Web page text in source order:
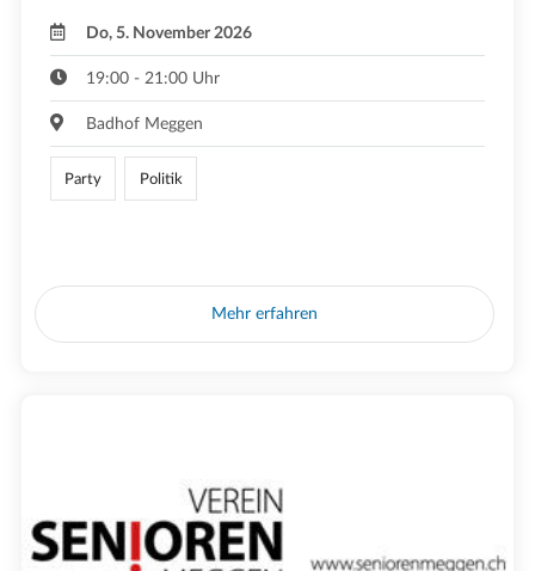
Do, 5. November 2026
19:00 - 21:00 Uhr
Badhof Meggen
Party Politik
Mehr erfahren